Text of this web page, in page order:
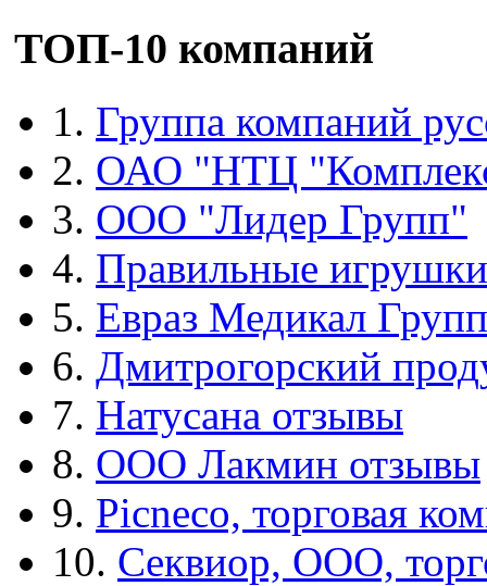
ТОП-10 компаний
1. Группа компаний
2. ОАО "НТЦ
3. ООО "Лидер Групп"
4. Правильные игрушки
5. Евраз Медикал Групп
6. Дмитрогорский
7. Натусана отзывы
8. ООО Лакмин отзывы
9. Picneco, торговая
10. Секвиор, ООО,